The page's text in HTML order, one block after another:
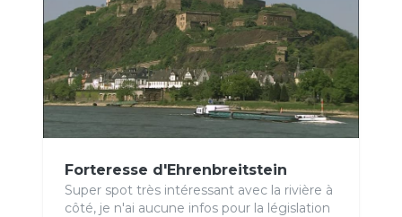
Forteresse d'Ehrenbreitstein
Super spot très intéressant avec la rivière à
côté, je n'ai aucune infos pour la législation